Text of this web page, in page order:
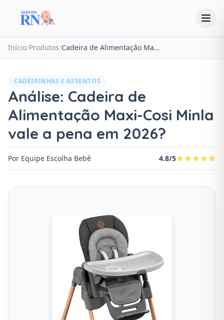
Início/Produtos/ Cadeira de Alimentação Maxi-Cosi Minla
CADEIRINHAS E ASSENTOS
Análise: Cadeira de
Alimentação Maxi-Cosi Minla
vale a pena em 2026?
Por Equipe Escolha Bebê 4.8/5